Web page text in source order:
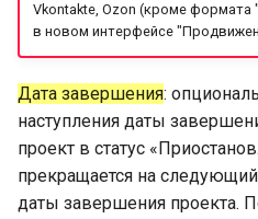
Vkontakte, Ozon (кроме формата
в новом интерфейсе
Дата завершения:
наступления даты
проект в статус
прекращается на
даты завершения проекта.